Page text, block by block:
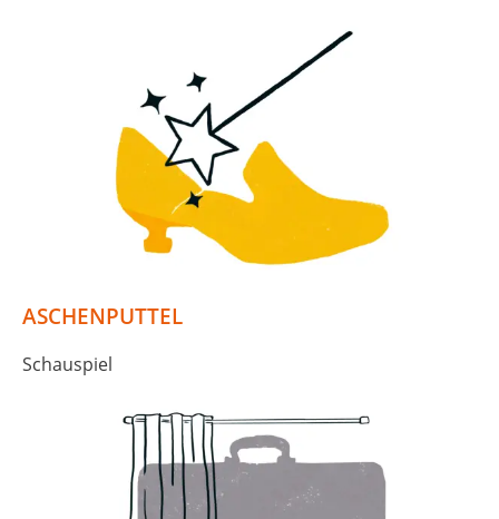
ASCHENPUTTEL
Schauspiel